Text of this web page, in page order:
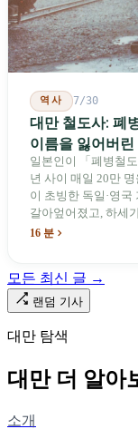
역사 7/30
대만 철도사: 폐
이름을 잃어버
일본인이 「폐병철
년 사이 매일 20만
이 초빙한 독일·영국
갈아엎어졌고, 하세
이름과 번호가 바뀌
다. 마침내 푸유마·
로 위에 깔렸다.
16 분
모든 최신 글 →
랜덤 기사
대만 탐색
대만 더 알아
소개